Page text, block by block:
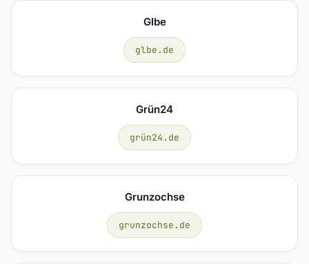
Glbe
glbe.de
Grün24
grün24.de
Grunzochse
grunzochse.de